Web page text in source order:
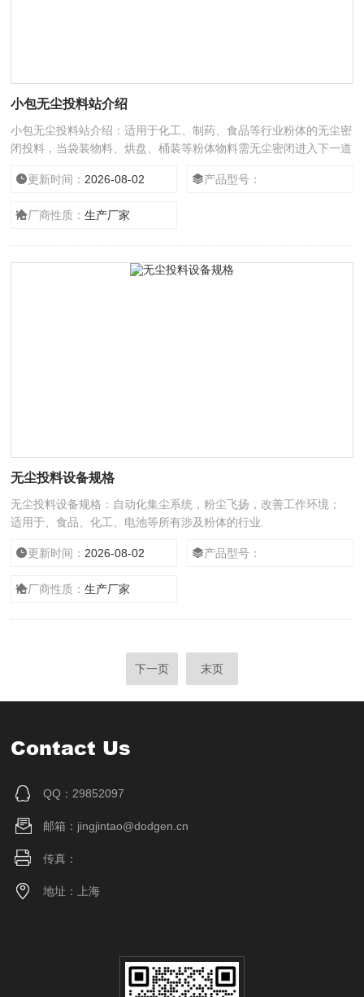
小包无尘投料站介绍
小包无尘投料站介绍：适用于化工、制药、食品等行业粉体的无尘密
闭投料，当袋装物料、烘盘、桶装等粉体物料需无尘密闭进入下一道
无尘投料站完成开袋、投料、反吹收尘。所投物料可通过无尘投料站
被投物料还可以通过真空上料机将物料密闭转移至下一道工序。
更新时间： 2026-08-02 产品型号：
厂商性质：生产厂家
无尘投料设备规格
无尘投料设备规格：自动化集尘系统，粉尘飞扬，改善工作环境；
适用于、食品、化工、电池等所有涉及粉体的行业.
更新时间： 2026-08-02 产品型号：
厂商性质：生产厂家
下一页 末页
Contact Us
QQ：29852097
邮箱：jingjintao@dodgen.cn
传真：
地址：上海